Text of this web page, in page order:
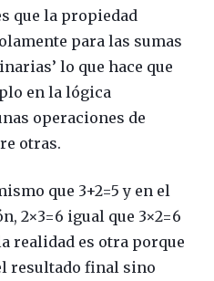
que la propiedad
para las sumas
lo que hace que
en la lógica
operaciones de
otras.
que 3+2=5 y en el
2×3=6 igual que 3×2=6
realidad es otra porque
resultado final sino